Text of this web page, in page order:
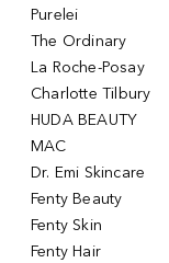
Purelei
The Ordinary
La Roche-Posay
Charlotte Tilbury
HUDA BEAUTY
MAC
Dr. Emi Skincare
Fenty Beauty
Fenty Skin
Fenty Hair